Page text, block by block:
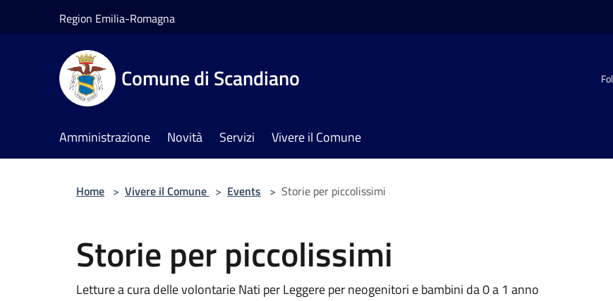
Region Emilia-Romagna
Comune di Scandiano
Amministrazione Novità Servizi Vivere il Comune
Home > Vivere il Comune > Events > Storie per piccolissimi
Storie per piccolissimi
Letture a cura delle volontarie Nati per Leggere per neogenitori e bambini da 0 a 1 anno